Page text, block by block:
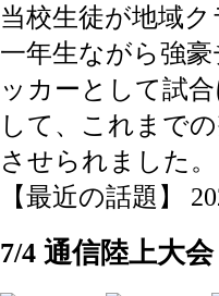
当校生徒が地域
一年生ながら強
ッカーとして試
して、これまで
させられました。
【最近の話題】
7/4 通信陸上大